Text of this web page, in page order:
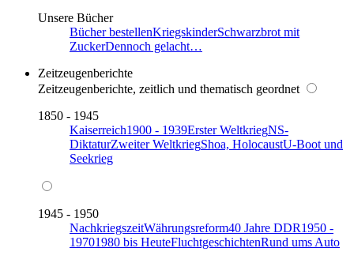
Unsere Bücher
Bücher bestellenKriegskinderSchwarzbrot mit
ZuckerDennoch gelacht…
Zeitzeugenberichte
Zeitzeugenberichte, zeitlich und thematisch geordnet
1850 - 1945
Kaiserreich1900 - 1939Erster WeltkriegNS-
DiktaturZweiter WeltkriegShoa, HolocaustU-Boot und
Seekrieg
1945 - 1950
NachkriegszeitWährungsreform40 Jahre DDR1950 -
19701980 bis HeuteFluchtgeschichtenRund ums Auto